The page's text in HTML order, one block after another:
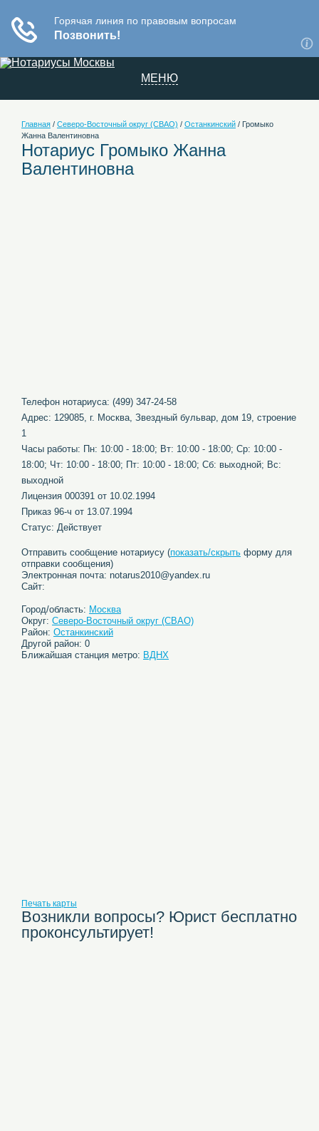
МЕНЮ
Главная / Северо-Восточный округ (СВАО) / Останкинский / Громыко
Жанна Валентиновна
Нотариус Громыко Жанна
Валентиновна
Телефон нотариуса: (499) 347-24-58
Адрес: 129085, г. Москва, Звездный бульвар, дом 19, строение
1
Часы работы: Пн: 10:00 - 18:00; Вт: 10:00 - 18:00; Ср: 10:00 -
18:00; Чт: 10:00 - 18:00; Пт: 10:00 - 18:00; Сб: выходной; Вс:
выходной
Лицензия 000391 от 10.02.1994
Приказ 96-ч от 13.07.1994
Статус: Действует
Отправить сообщение нотариусу (показать/скрыть форму для
отправки сообщения)
Электронная почта: notarus2010@yandex.ru
Сайт:
Город/область: Москва
Округ: Северо-Восточный округ (СВАО)
Район: Останкинский
Другой район: 0
Ближайшая станция метро: ВДНХ
Печать карты
Возникли вопросы? Юрист бесплатно
проконсультирует!